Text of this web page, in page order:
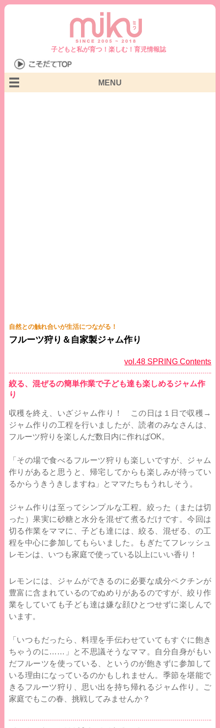
子どもと私が育つ！楽しむ！育児情報誌
MENU
自然との触れ合いが生活につながる！
フルーツ狩り＆自家製ジャム作り
vol.48 SPRING Contents
絞る、混ぜるの簡単作業で子ども達も楽しめるジャム作
り
収穫を終え、いざジャム作り！ この日は１日で収穫→
ジャム作りの工程を行いましたが、読者のみなさんは、
フルーツ狩りを楽しんだ数日内に作ればOK。
「その場で食べるフルーツ狩りも楽しいですが、ジャム
作りがあると思うと、帰宅してからも楽しみが待ってい
るからうきうきしますね」とママたちもうれしそう。
ジャム作りは至ってシンプルな工程。絞った（または切
った）果実に砂糖と水分を混ぜて煮るだけです。今回は
切る作業をママに、子ども達には、絞る、混ぜる、の工
程を中心に参加してもらいました。もぎたてフレッシュ
レモンは、いつも家庭で使っている以上にいい香り！
レモンには、ジャムができるのに必要な成分ペクチンが
豊富に含まれているのでぬめりがあるのですが、絞り作
業をしていても子ども達は嫌な顔ひとつせずに楽しんで
います。
「いつもだったら、料理を手伝わせていてもすぐに飽き
ちゃうのに……」と不思議そうなママ。自分自身がもい
だフルーツを使っている、というのが飽きずに参加して
いる理由になっているのかもしれません。季節を堪能で
きるフルーツ狩り、思い出を持ち帰れるジャム作り。ご
家庭でもこの春、挑戦してみませんか？